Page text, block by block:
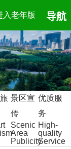
入老年版 导航
景区宣
传
Scenic
Area
Publicity
优质服
务
High-
quality
Service